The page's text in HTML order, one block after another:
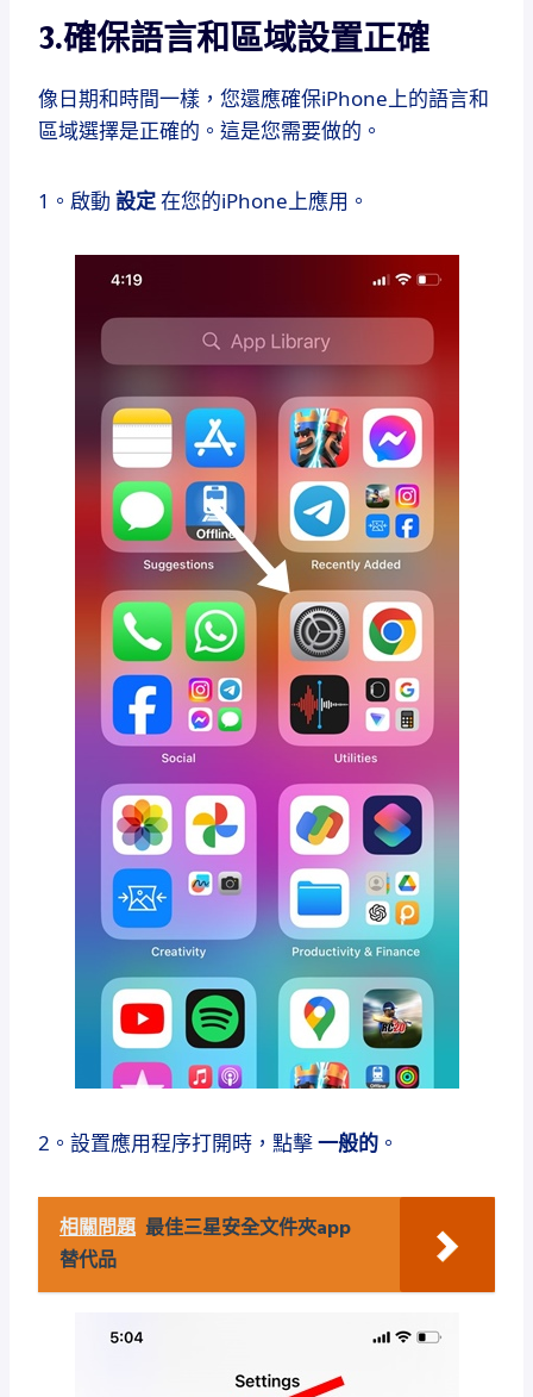
3.確保語言和區域設置正確
像日期和時間一樣，您還應確保iPhone上的語言和
區域選擇是正確的。這是您需要做的。
1。啟動 設定在您的iPhone上應用。
2。設置應用程序打開時，點擊一般的 。
相關問題 最佳三星安全文件夾app
替代品